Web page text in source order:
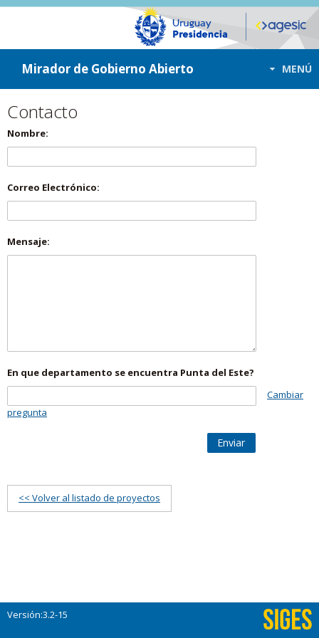
ir a contenido
ir al menú
Mirador de Gobierno Abierto MENÚ
Contacto
Nombre:
Correo Electrónico:
Mensaje:
En que departamento se encuentra Punta del Este?
Cambiar
pregunta
Enviar
<< Volver al listado de proyectos
Versión:3.2-15